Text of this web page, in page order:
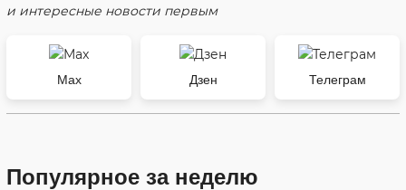
и интересные новости первым
Max Дзен Телеграм
Популярное за неделю